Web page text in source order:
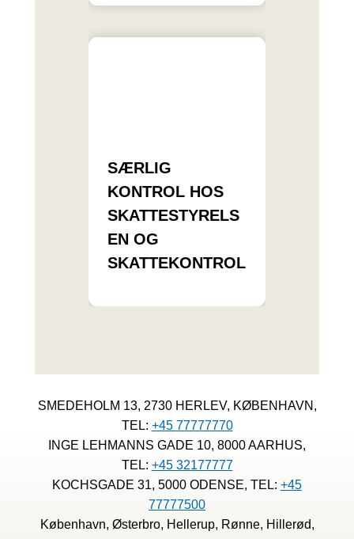
SÆRLIG
KONTROL HOS
SKATTESTYRELS
EN OG
SKATTEKONTROL
SMEDEHOLM 13, 2730 HERLEV, KØBENHAVN,
TEL: +45 77777770
INGE LEHMANNS GADE 10, 8000 AARHUS,
TEL: +45 32177777
KOCHSGADE 31, 5000 ODENSE, TEL: +45
77777500
København, Østerbro, Hellerup, Rønne, Hillerød,